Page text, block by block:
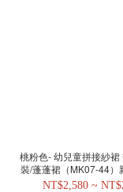
桃粉色- 幼兒童拼接紗裙
裝/蓬蓬裙（MK07-44）
女裝
NT$2,580 ~